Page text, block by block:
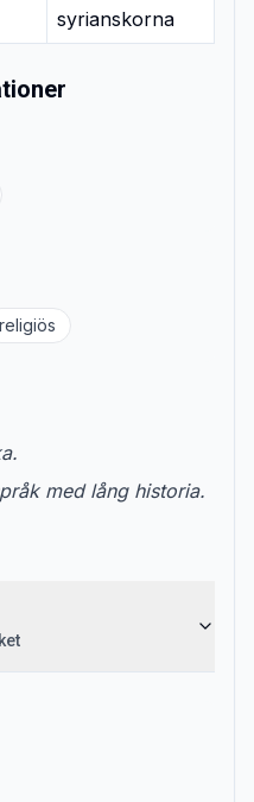
syrianskorna
religiös
med lång historia.